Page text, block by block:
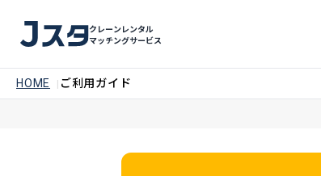
クレーンレンタル
マッチングサービス
HOME ご利用ガイド